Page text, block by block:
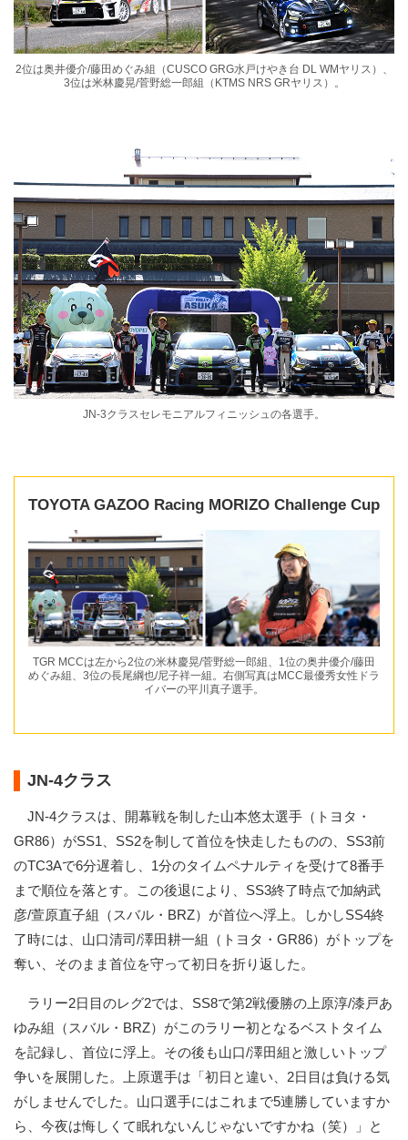
2位は奥井優介/藤田めぐみ組（CUSCO GRG水戸けやき台 DL WMヤリス）、
3位は米林慶晃/菅野総一郎組（KTMS NRS GRヤリス）。
JN-3クラスセレモニアルフィニッシュの各選手。
TOYOTA GAZOO Racing MORIZO Challenge Cup
TGR MCCは左から2位の米林慶晃/菅野総一郎組、1位の奥井優介/藤田
めぐみ組、3位の長尾綱也/尼子祥一組。右側写真はMCC最優秀女性ドラ
イバーの平川真子選手。
JN-4クラス
JN-4クラスは、開幕戦を制した山本悠太選手（トヨタ・
GR86）がSS1、SS2を制して首位を快走したものの、SS3前
のTC3Aで6分遅着し、1分のタイムペナルティを受けて8番手
まで順位を落とす。この後退により、SS3終了時点で加納武
彦/萱原直子組（スバル・BRZ）が首位へ浮上。しかしSS4終
了時には、山口清司/澤田耕一組（トヨタ・GR86）がトップを
奪い、そのまま首位を守って初日を折り返した。
ラリー2日目のレグ2では、SS8で第2戦優勝の上原淳/漆戸あ
ゆみ組（スバル・BRZ）がこのラリー初となるベストタイム
を記録し、首位に浮上。その後も山口/澤田組と激しいトップ
争いを展開した。上原選手は「初日と違い、2日目は負ける気
がしませんでした。山口選手にはこれまで5連勝していますか
ら、今夜は悔しくて眠れないんじゃないですかね（笑）」と